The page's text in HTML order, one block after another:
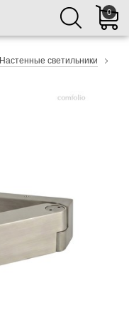
0
Настенные светильники